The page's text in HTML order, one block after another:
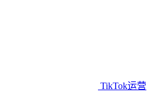
TikTok运营